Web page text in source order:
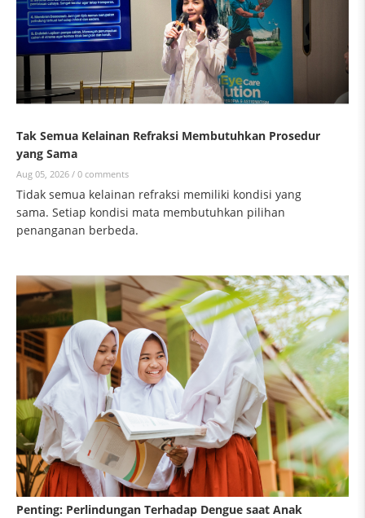
Tak Semua Kelainan Refraksi Membutuhkan Prosedur
yang Sama
Aug 05, 2026 / 0 comments
Tidak semua kelainan refraksi memiliki kondisi yang
sama. Setiap kondisi mata membutuhkan pilihan
penanganan berbeda.
Penting: Perlindungan Terhadap Dengue saat Anak